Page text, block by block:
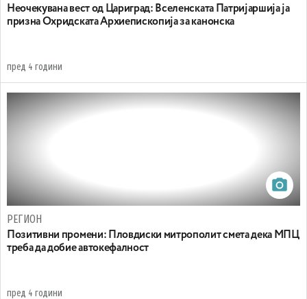
Неочекувана вест од Цариград: Вселенската Патријаршија ја
призна Охридската Архиепископија за канонска
пред 4 години
РЕГИОН
Позитивни промени: Пловдиски митрополит смета дека МПЦ
треба да добие автокефалност
пред 4 години